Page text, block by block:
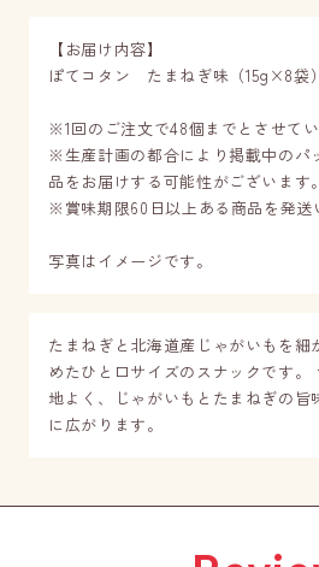
【お届け内容】
ぽてコタン たまねぎ味（15g×8袋
※1回のご注文で48個までとさせてい
※生産計画の都合により掲載中のパ
品をお届けする可能性がございます。
※賞味期限60日以上ある商品を発送
写真はイメージです。
たまねぎと北海道産じゃがいもを細
めたひと口サイズのスナックです
地よく、じゃがいもとたまねぎの旨
に広がります。